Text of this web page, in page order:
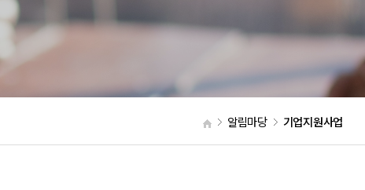
알림마당 기업지원사업